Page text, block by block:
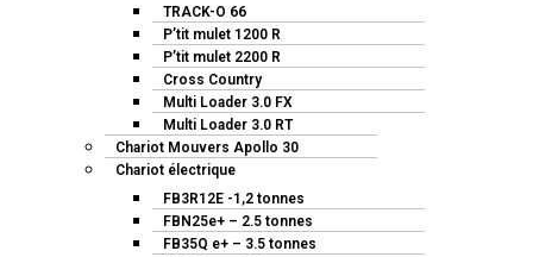
TRACK-O 66
P’tit mulet 1200 R
P’tit mulet 2200 R
Cross Country
Multi Loader 3.0 FX
Multi Loader 3.0 RT
Chariot Mouvers Apollo 30
Chariot électrique
FB3R12E -1,2 tonnes
FBN25e+ – 2.5 tonnes
FB35Q e+ – 3.5 tonnes